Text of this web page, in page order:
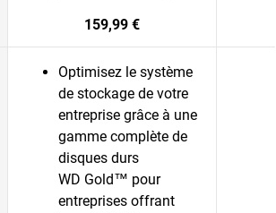
159,99 €
Optimisez le système
de stockage de votre
entreprise grâce à une
gamme complète de
disques durs
WD Gold™ pour
entreprises offrant